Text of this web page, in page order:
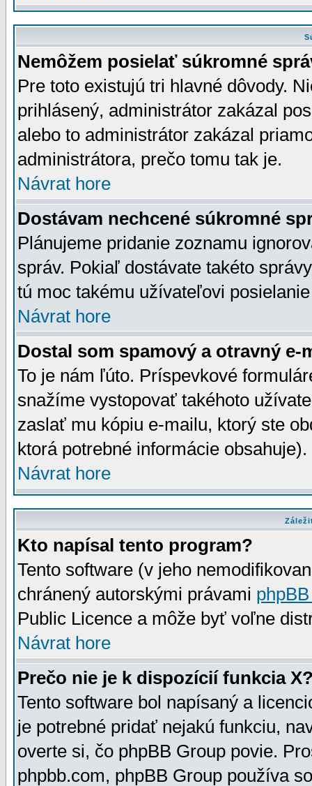
Nemôžem posielať súkromné
Pre toto existujú tri hlavné dôvody.
prihlásený, administrátor zakázal
alebo to administrátor zakázal
administrátora, prečo tomu tak je.
Návrat hore
Dostávam nechcené súkromné
Plánujeme pridanie zoznamu
správ. Pokiaľ dostávate takéto
tú moc takému užívateľovi
Návrat hore
Dostal som spamový a otravný e-
To je nám ľúto. Príspevkové
snažíme vystopovať takéhoto
zaslať mu kópiu e-mailu, ktorý ste
ktorá potrebné informácie
Návrat hore
Kto napísal tento program?
Tento software (v jeho
chránený autorskými právami
Public Licence a môže byť voľne
Návrat hore
Prečo nie je k dispozícií funkcia
Tento software bol napísaný a
je potrebné pridať nejakú funkciu,
overte si, čo phpBB Group povie.
phpbb.com, phpBB Group používa